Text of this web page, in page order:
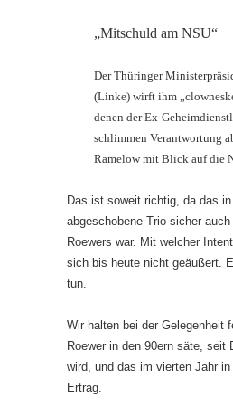
„Mitschuld am NSU“
Der Thüringer
(Linke) wirft ihm
denen der Ex-
schlimmen Verantwortung
Ramelow mit Blick auf die
Das ist soweit richtig, da das in
abgeschobene Trio sicher
Roewers war. Mit welcher
sich bis heute nicht geäußert.
tun.
Wir halten bei der Gelegenheit
Roewer in den 90ern säte, seit
wird, und das im vierten Jahr
Ertrag.